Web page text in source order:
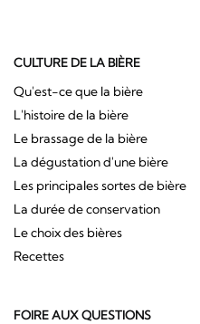
CULTURE DE LA BIÈRE
Qu'est-ce que la bière
L'histoire de la bière
Le brassage de la bière
La dégustation d'une bière
Les principales sortes de bière
La durée de conservation
Le choix des bières
Recettes
FOIRE AUX QUESTIONS